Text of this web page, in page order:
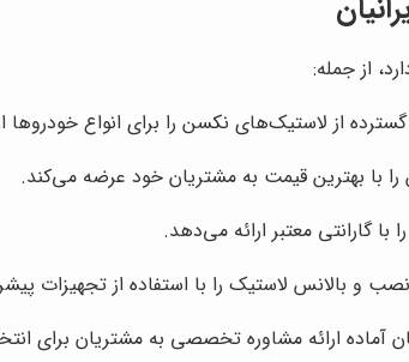
از جمله:
گسترده از لاستیک‌های نکسن را برای انواع خودروها
را با بهترین قیمت به مشتریان خود عرضه می‌کند.
با گارانتی معتبر ارائه می‌دهد.
و بالانس لاستیک را با استفاده از تجهیزات
آماده ارائه مشاوره تخصصی به مشتریان برای